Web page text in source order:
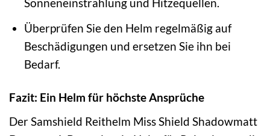
Sonneneinstrahlung und Hitzequellen.
Überprüfen Sie den Helm regelmäßig auf
Beschädigungen und ersetzen Sie ihn bei
Bedarf.
Fazit: Ein Helm für höchste Ansprüche
Der Samshield Reithelm Miss Shield Shadowmatt